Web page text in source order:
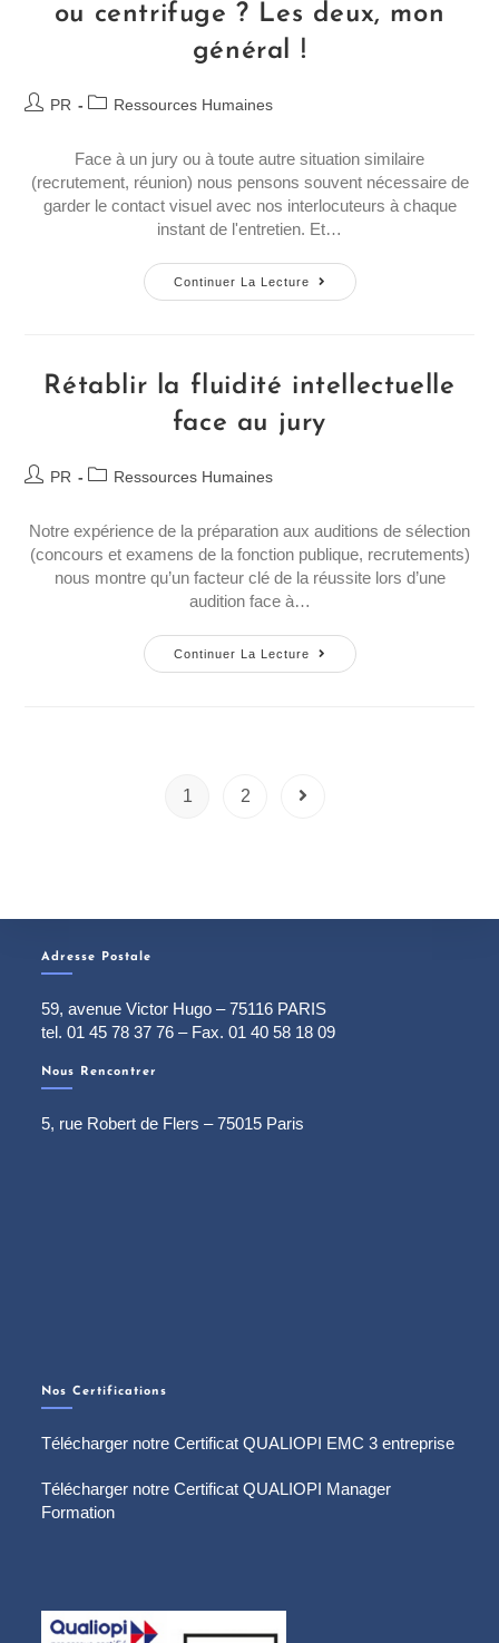
ou centrifuge ? Les deux, mon
général !
PR Ressources Humaines
Face à un jury ou à toute autre situation similaire
(recrutement, réunion) nous pensons souvent nécessaire de
garder le contact visuel avec nos interlocuteurs à chaque
instant de l'entretien. Et…
Continuer La Lecture
Rétablir la fluidité intellectuelle
face au jury
PR Ressources Humaines
Notre expérience de la préparation aux auditions de sélection
(concours et examens de la fonction publique, recrutements)
nous montre qu’un facteur clé de la réussite lors d’une
audition face à…
Continuer La Lecture
1 2
Adresse Postale
59, avenue Victor Hugo – 75116 PARIS
tel. 01 45 78 37 76 – Fax. 01 40 58 18 09
Nous Rencontrer
5, rue Robert de Flers – 75015 Paris
Nos Certifications
Télécharger notre Certificat QUALIOPI EMC 3 entreprise
Télécharger notre Certificat QUALIOPI Manager
Formation